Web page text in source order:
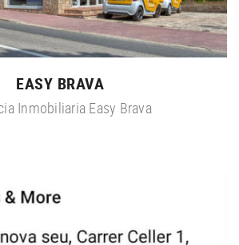
EASY BRAVA
Inmobiliaria Easy Brava